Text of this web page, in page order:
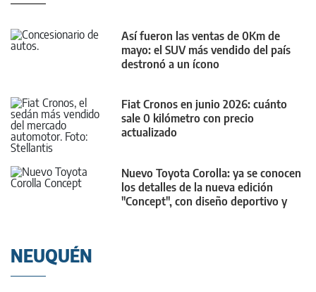
Así fueron las ventas de 0Km de
mayo: el SUV más vendido del país
destronó a un ícono
Fiat Cronos en junio 2026: cuánto
sale 0 kilómetro con precio
actualizado
Nuevo Toyota Corolla: ya se conocen
los detalles de la nueva edición
"Concept", con diseño deportivo y
NEUQUÉN